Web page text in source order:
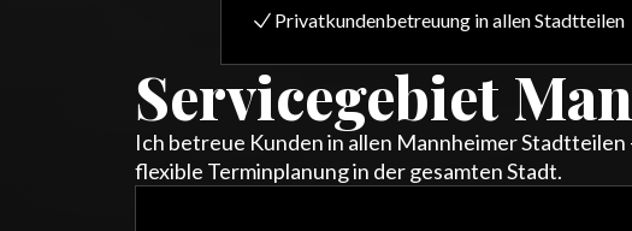
Privatkundenbetreuung in allen Stadtteilen
Servicegebiet
Ich betreue Kunden in allen Mannheimer
flexible Terminplanung in der gesamten Stadt.